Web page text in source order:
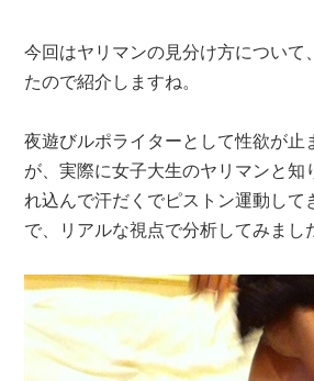
今回はヤリマンの見分け方について
たので紹介しますね。
夜遊びルポライターとして性欲が止
が、実際に女子大生のヤリマンと知
れ込んで汗だくでピストン運動して
で、リアルな視点で分析してみまし